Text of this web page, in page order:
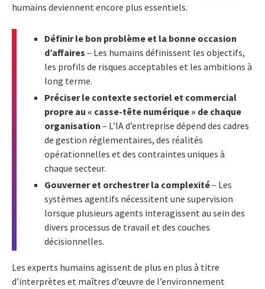
humains deviennent encore plus essentiels.
Définir le bon problème et la bonne occasion
d’affaires – Les humains définissent les objectifs,
les profils de risques acceptables et les ambitions à
long terme.
Préciser le contexte sectoriel et commercial
propre au « casse-tête numérique » de chaque
organisation – L’IA d’entreprise dépend des cadres
de gestion réglementaires, des réalités
opérationnelles et des contraintes uniques à
chaque secteur.
Gouverner et orchestrer la complexité– Les
systèmes agentifs nécessitent une supervision
lorsque plusieurs agents interagissent au sein des
divers processus de travail et des couches
décisionnelles.
Les experts humains agissent de plus en plus à titre
d’interprètes et maîtres d’œuvre de l’environnement